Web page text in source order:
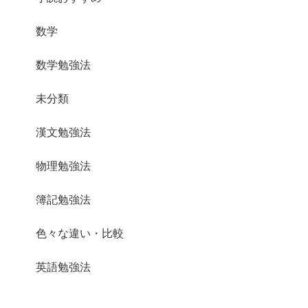
数学
数学勉強法
未分類
漢文勉強法
物理勉強法
簿記勉強法
色々な違い・比較
英語勉強法